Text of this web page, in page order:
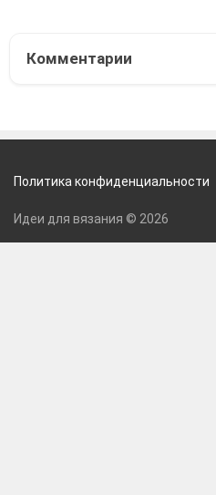
Комментарии
Политика конфиденциальности
Идеи для вязания © 2026